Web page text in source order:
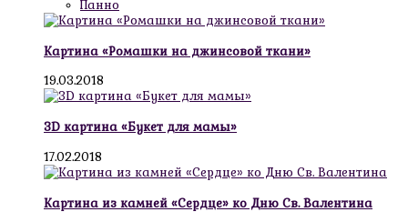
Панно
Картина «Ромашки на джинсовой ткани»
19.03.2018
3D картина «Букет для мамы»
17.02.2018
Картина из камней «Сердце» ко Дню Св. Валентина